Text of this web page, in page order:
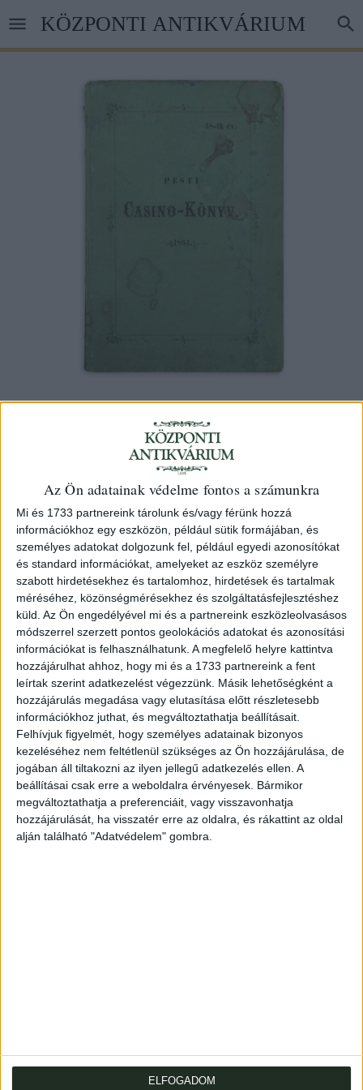
Az Ön adatainak védelme fontos a számunkra
Mi és 1733 partnereink tárolunk és/vagy férünk hozzá
információkhoz egy eszközön, például sütik formájában, és
személyes adatokat dolgozunk fel, például egyedi azonosítókat
és standard információkat, amelyeket az eszköz személyre
szabott hirdetésekhez és tartalomhoz, hirdetések és tartalmak
méréséhez, közönségmérésekhez és szolgáltatásfejlesztéshez
küld. Az Ön engedélyével mi és a partnereink eszközleolvasásos
módszerrel szerzett pontos geolokációs adatokat és azonosítási
információkat is felhasználhatunk. A megfelelő helyre kattintva
hozzájárulhat ahhoz, hogy mi és a 1733 partnereink a fent
leírtak szerint adatkezelést végezzünk. Másik lehetőségként a
hozzájárulás megadása vagy elutasítása előtt részletesebb
információkhoz juthat, és megváltoztathatja beállításait.
Felhívjuk figyelmét, hogy személyes adatainak bizonyos
kezeléséhez nem feltétlenül szükséges az Ön hozzájárulása, de
jogában áll tiltakozni az ilyen jellegű adatkezelés ellen. A
beállításai csak erre a weboldalra érvényesek. Bármikor
megváltoztathatja a preferenciáit, vagy visszavonhatja
hozzájárulását, ha visszatér erre az oldalra, és rákattint az oldal
alján található "Adatvédelem" gombra.
ELFOGADOM
tartalomra
KÖZPONTI ANTIKVÁRIUM
1864. 38-ik év.
1865 Pest, Emich Gusztáv
14 000 Ft
Kategória: Varia
Azonosító
103999
A Nemzeti Casino szabályai és tagjainak névsora. 1864.
38-ik év.
Pest, 1865, Emich Gusztáv. 87 p.
Kiadói, feliratos kartonkötésben. Az első tábla foltos, a